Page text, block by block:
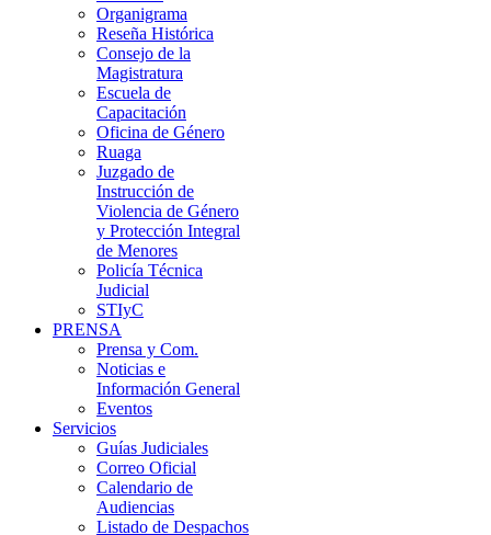
Organigrama
Reseña Histórica
Consejo de la
Magistratura
Escuela de
Capacitación
Oficina de Género
Ruaga
Juzgado de
Instrucción de
Violencia de Género
y Protección Integral
de Menores
Policía Técnica
Judicial
STIyC
PRENSA
Prensa y Com.
Noticias e
Información General
Eventos
Servicios
Guías Judiciales
Correo Oficial
Calendario de
Audiencias
Listado de Despachos